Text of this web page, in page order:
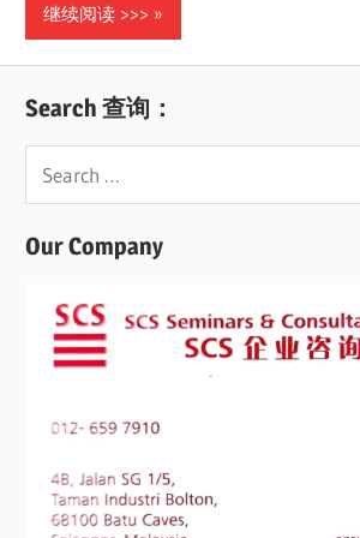
继续阅读 >>>
Search 查询：
Search
for:
Our Company